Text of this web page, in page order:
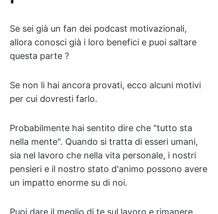
Se sei già un fan dei podcast motivazionali,
allora conosci già i loro benefici e puoi saltare
questa parte ?
Se non li hai ancora provati, ecco alcuni motivi
per cui dovresti farlo.
Probabilmente hai sentito dire che "tutto sta
nella mente". Quando si tratta di esseri umani,
sia nel lavoro che nella vita personale, i nostri
pensieri e il nostro stato d'animo possono avere
un impatto enorme su di noi.
Puoi dare il meglio di te sul lavoro e rimanere